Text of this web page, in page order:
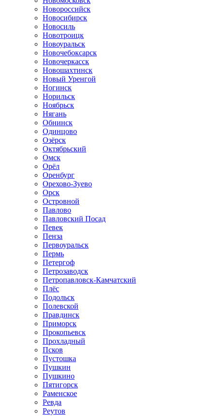
Новороссийск
Новосибирск
Новосиль
Новотроицк
Новоуральск
Новочебоксарск
Новочеркасск
Новошахтинск
Новый Уренгой
Ногинск
Норильск
Ноябрьск
Нягань
Обнинск
Одинцово
Озёрск
Октябрьский
Омск
Орёл
Оренбург
Орехово-Зуево
Орск
Островной
Павлово
Павловский Посад
Певек
Пенза
Первоуральск
Пермь
Петергоф
Петрозаводск
Петропавловск-Камчатский
Плёс
Подольск
Полевской
Правдинск
Приморск
Прокопьевск
Прохладный
Псков
Пустошка
Пушкин
Пушкино
Пятигорск
Раменское
Ревда
Реутов